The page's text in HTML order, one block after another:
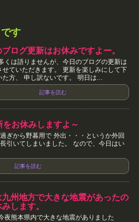
す
ログ更新はお休みですよー。
くは語りませんが、今日のブログの更新は
せていただきます。 更新を楽しみにして下
た方、 申し訳ないです。 明日は...
記事を読む
お休みしますよ～
ぎから野暮用で 外出・・・というか外回
引いてしまいました。 なので、今日はい
記事を読む
州地方で大きな地震があったの
します。
夜熊本県内で大きな地震がありました